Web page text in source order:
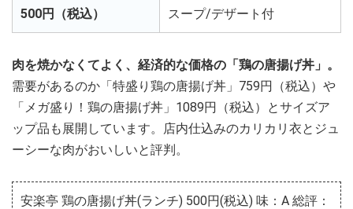
500円（税込） スープ/デザート付
肉を焼かなくてよく、経済的な価格の「鶏の唐揚げ丼」。
需要があるのか「特盛り鶏の唐揚げ丼」759円（税込）や
「メガ盛り！鶏の唐揚げ丼」1089円（税込）とサイズア
ップ品も展開しています。店内仕込みのカリカリ衣とジュ
ーシーな肉がおいしいと評判。
安楽亭 鶏の唐揚げ丼(ランチ) 500円(税込) 味：A 総評：